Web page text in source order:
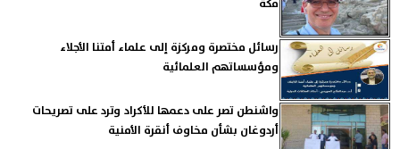
رسائل مختصرة ومركزة إلى علماء أمتنا الأجلاء
ومؤسساتهم العلمائية
واشنطن تصر على دعمها للأكراد وترد على تصريحات
أردوغان بشأن مخاوف أنقرة الأمنية